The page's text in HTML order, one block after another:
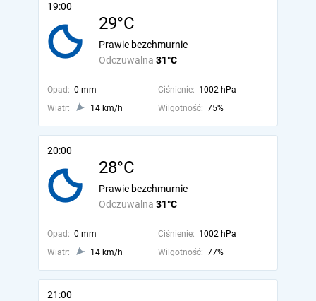
19:00
29°C
Odczuwalna 31°C
Prawie bezchmurnie
Opad: 0 mm Ciśnienie: 1002 hPa
Wiatr:
14 km/h Wilgotność: 75%
20:00
28°C
Odczuwalna 31°C
Prawie bezchmurnie
Opad: 0 mm Ciśnienie: 1002 hPa
Wiatr:
14 km/h Wilgotność: 77%
21:00